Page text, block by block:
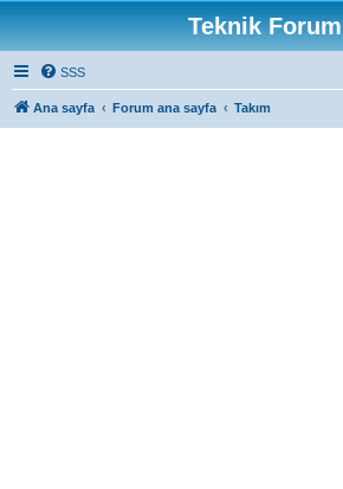
Teknik Forum
SSS
Ana sayfa Forum ana sayfa Takım